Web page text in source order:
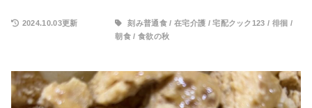
2024.10.03更新 刻み普通食/ 在宅介護 /宅配クック123 / 徘徊 /
朝食/ 食欲の秋